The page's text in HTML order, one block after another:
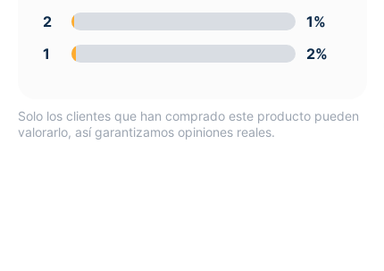
2
1%
1
2%
Solo los clientes que han comprado este producto pueden
valorarlo, así garantizamos opiniones reales.